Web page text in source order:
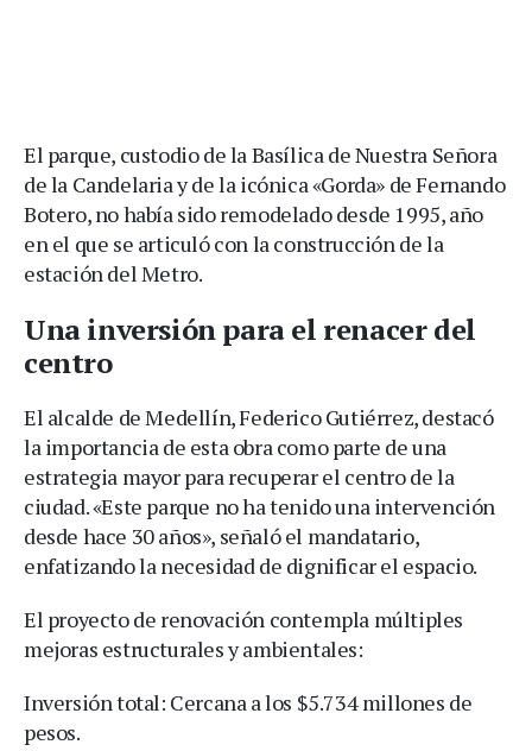
El parque, custodio de la Basílica de Nuestra Señora
de la Candelaria y de la icónica «Gorda» de Fernando
Botero, no había sido remodelado desde 1995, año
en el que se articuló con la construcción de la
estación del Metro.
Una inversión para el renacer del
centro
El alcalde de Medellín, Federico Gutiérrez, destacó
la importancia de esta obra como parte de una
estrategia mayor para recuperar el centro de la
ciudad. «Este parque no ha tenido una intervención
desde hace 30 años», señaló el mandatario,
enfatizando la necesidad de dignificar el espacio.
El proyecto de renovación contempla múltiples
mejoras estructurales y ambientales:
Inversión total: Cercana a los $5.734 millones de
pesos.